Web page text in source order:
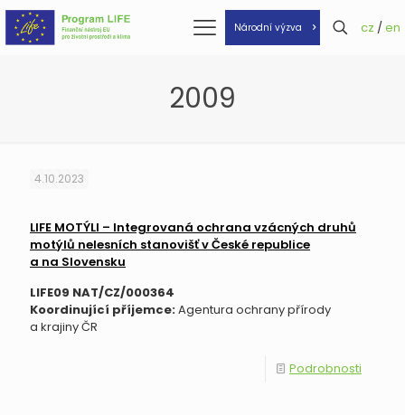
Národní výzva cz / en
2009
4.10.2023
LIFE MOTÝLI – Integrovaná ochrana vzácných druhů
motýlů nelesních stanovišť v České republice
a na Slovensku
LIFE09 NAT/CZ/000364
Koordinující příjemce:Agentura ochrany přírody
a krajiny ČR
Podrobnosti